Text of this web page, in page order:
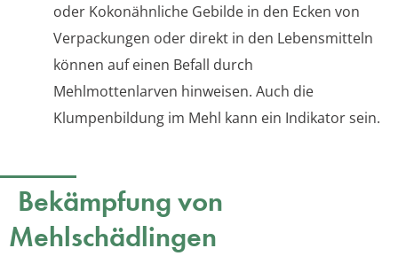
oder Kokonähnliche Gebilde in den Ecken von
Verpackungen oder direkt in den Lebensmitteln
können auf einen Befall durch
Mehlmottenlarven hinweisen. Auch die
Klumpenbildung im Mehl kann ein Indikator sein.
Bekämpfung von
Mehlschädlingen